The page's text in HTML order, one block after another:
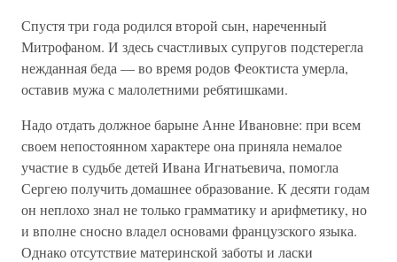
Спустя три года родился второй сын, нареченный
Митрофаном. И здесь счастливых супругов подстерегла
нежданная беда — во время родов Феоктиста умерла,
оставив мужа с малолетними ребятишками.
Надо отдать должное барыне Анне Ивановне: при всем
своем непостоянном характере она приняла немалое
участие в судьбе детей Ивана Игнатьевича, помогла
Сергею получить домашнее образование. К десяти годам
он неплохо знал не только грамматику и арифметику, но
и вполне сносно владел основами французского языка.
Однако отсутствие материнской заботы и ласки